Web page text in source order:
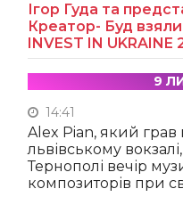
Ігор Гуда та
Креатор- Буд взяли
INVEST IN UKRAINE
9
14:41
Alex Pian, який
львівському
Тернополі вечір
композиторів при